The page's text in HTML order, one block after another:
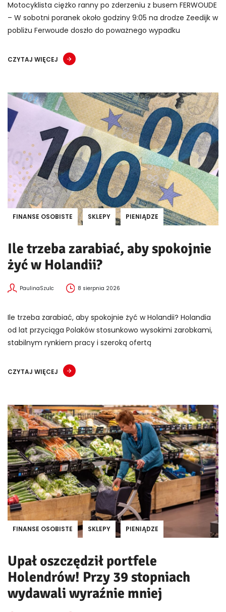
Motocyklista ciężko ranny po zderzeniu z busem FERWOUDE
– W sobotni poranek około godziny 9:05 na drodze Zeedijk w
pobliżu Ferwoude doszło do poważnego wypadku
CZYTAJ WIĘCEJ
FINANSE OSOBISTE SKLEPY PIENIĄDZE
Ile trzeba zarabiać, aby spokojnie
żyć w Holandii?
PaulinaSzulc 8 sierpnia 2026
Ile trzeba zarabiać, aby spokojnie żyć w Holandii? Holandia
od lat przyciąga Polaków stosunkowo wysokimi zarobkami,
stabilnym rynkiem pracy i szeroką ofertą
CZYTAJ WIĘCEJ
FINANSE OSOBISTE SKLEPY PIENIĄDZE
Upał oszczędził portfele
Holendrów! Przy 39 stopniach
wydawali wyraźnie mniej